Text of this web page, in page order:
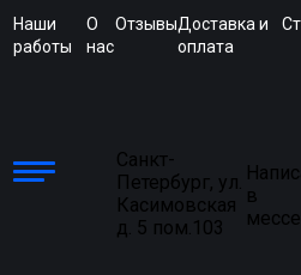
Наши
работы
О
нас
ОтзывыДоставка и
оплата
Санкт-
Петербург, ул.
Касимовская
д. 5 пом.103
в